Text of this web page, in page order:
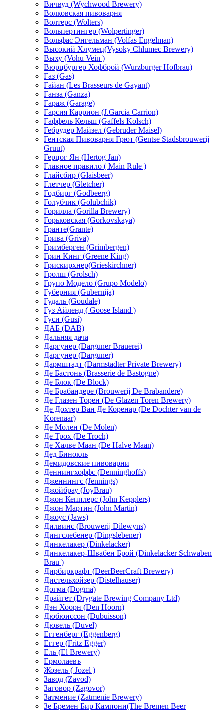
Вичвуд (Wychwood Brewery)
Волковская пивоварня
Волтерс (Wolters)
Вольпертингер (Wolpertinger)
Вольфас Энгельман (Volfas Engelman)
Высокий Хлумец(Vysoky Chlumec Brewery)
Выху (Vohu Vein )
Вюрцбургер Хофброй (Wurzburger Hofbrau)
Газ (Gas)
Гайан (Les Brasseurs de Gayant)
Ганза (Ganza)
Гараж (Garage)
Гарсия Каррион (J.Garcia Carrion)
Гаффель Кельш (Gaffels Kolsch)
Гебрудер Майзел (Gebruder Maisel)
Гентская Пивоварня Грют (Gentse Stadsbrouwerij
Gruut)
Герцог Ян (Hеrtog Jan)
Главное правило ( Main Rule )
Глайсбир (Glaisbeer)
Глетчер (Gletcher)
Годбирг (Godbeerg)
Голубчик (Golubchik)
Горилла (Gorilla Brewery)
Горьковская (Gorkovskaya)
Гранте(Grante)
Грива (Griva)
Гримберген (Grimbergen)
Грин Кинг (Greene King)
Грискирхнер(Grieskirchner)
Гролш (Grolsch)
Групо Модело (Grupo Modelo)
Губерния (Gubernija)
Гудаль (Goudale)
Гуз Айленд ( Goose Island )
Гуси (Gusi)
ДАБ (DAB)
Дальняя дача
Даргунер (Darguner Brauerei)
Даргунер (Darguner)
Дармштадт (Darmstadter Private Brewery)
Де Бастонь (Brasserie de Bastogne)
Де Блок (De Block)
Де Брабандере (Brouwerij De Brabandere)
Де Глазен Торен (De Glazen Toren Brewery)
Де Дохтер Ван Де Коренар (De Dochter van de
Korenaar)
Де Молен (De Molen)
Де Трох (De Troch)
Де Халве Маан (De Halve Maan)
Дед Бинокль
Демидовские пивоварни
Деннингхоффc (Denninghoffs)
Дженнингс (Jennings)
Джойбрау (JoyBrau)
Джон Кепплерс (John Kepplers)
Джон Мартин (John Martin)
Джоус (Jaws)
Дилвинс (Brouwerij Dilewyns)
Дингслебенер (Dingslebener)
Динкелакер (Dinkelacker)
Динкелакер-Швабен Брой (Dinkelacker Schwaben
Brau )
Дирбиркрафт (DeerBeerCraft Brewery)
Дистельхойзер (Distelhauser)
Догма (Dogma)
Драйгет (Drygate Brewing Company Ltd)
Дэн Хоорн (Den Hoorn)
Дюбюиссон (Dubuisson)
Дювель (Duvel)
Еггенберг (Eggenberg)
Еггер (Fritz Egger)
Ель (El Brewery)
Ермолаевъ
Жозель ( Jozel )
Завод (Zavod)
Заговор (Zagovor)
Затмение (Zatmenie Вrewery)
Зе Бремен Бир Кампони(The Bremen Beer